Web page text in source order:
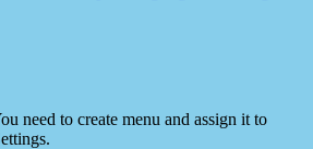
need to create menu and assign it to